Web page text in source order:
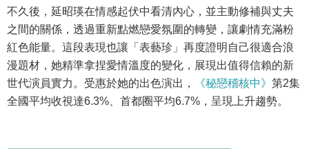
不久後，延昭瑛在情感起伏中看清內心，並主動修補與丈夫
之間的關係，透過重新點燃戀愛氛圍的轉變，讓劇情充滿粉
紅色能量。這段表現也讓「表藝珍」再度證明自己很適合浪
漫題材，她精準拿捏愛情溫度的變化，展現出值得信賴的新
世代演員實力。受惠於她的出色演出，
《秘戀稽核中》 第2集
全國平均收視達6.3%、首都圈平均6.7%，呈現上升趨勢。